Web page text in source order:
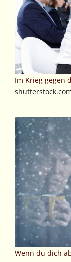
Im Krieg gegen
shutterstock.com
Wenn du dich